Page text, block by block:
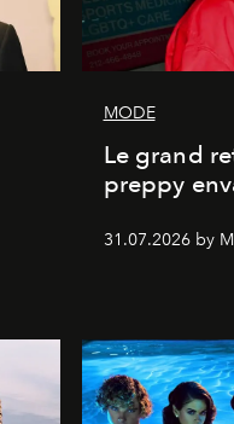
MODE
Le grand
preppy
31.07.2026 by